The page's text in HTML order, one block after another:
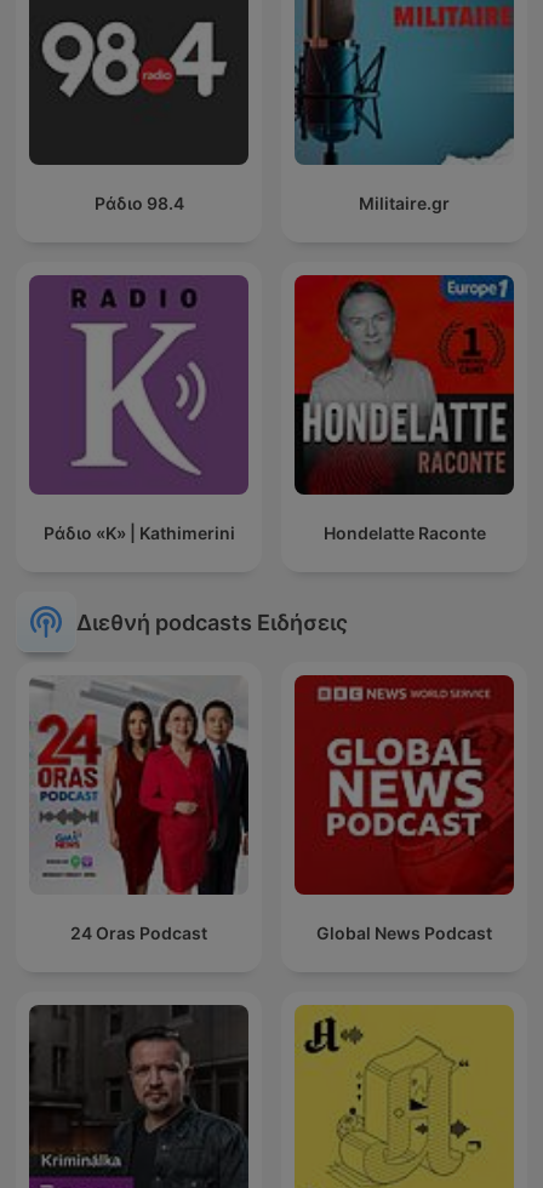
Ράδιο 98.4 Militaire.gr
Ράδιο «Κ» | Kathimerini Hondelatte Raconte
Διεθνή podcasts Ειδήσεις
24 Oras Podcast Global News Podcast